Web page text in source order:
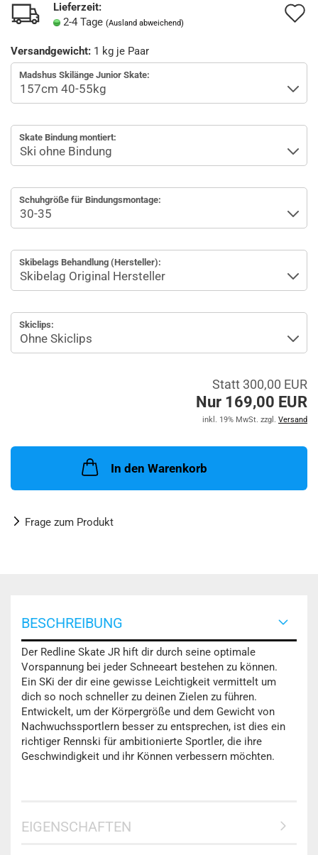
Lieferzeit:
2-4 Tage (Ausland abweichend)
Versandgewicht: 1 kg je Paar
Madshus Skilänge Junior Skate:
Skate Bindung montiert:
Schuhgröße für Bindungsmontage:
Skibelags Behandlung (Hersteller):
Skiclips:
Statt 300,00 EUR
Nur 169,00 EUR
inkl. 19% MwSt. zzgl. Versand
In den Warenkorb
Frage zum Produkt
BESCHREIBUNG
Der Redline Skate JR hift dir durch seine optimale
Vorspannung bei jeder Schneeart bestehen zu können.
Ein SKi der dir eine gewisse Leichtigkeit vermittelt um
dich so noch schneller zu deinen Zielen zu führen.
Entwickelt, um der Körpergröße und dem Gewicht von
Nachwuchssportlern besser zu entsprechen, ist dies ein
richtiger Rennski für ambitionierte Sportler, die ihre
Geschwindigkeit und ihr Können verbessern möchten.
EIGENSCHAFTEN